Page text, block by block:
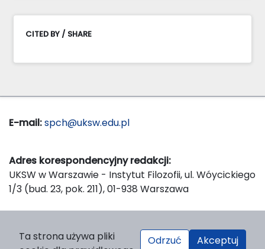
CITED BY / SHARE
E-mail:spch@uksw.edu.pl
Adres korespondencyjny redakcji:
UKSW w Warszawie - Instytut Filozofii, ul. Wóycickiego
1/3 (bud. 23, pok. 211), 01-938 Warszawa
Wydawnictwo Naukowe UKSW, ul. Dewajtis 5, domek
Ta strona używa pliki
Odrzuć Akceptuj